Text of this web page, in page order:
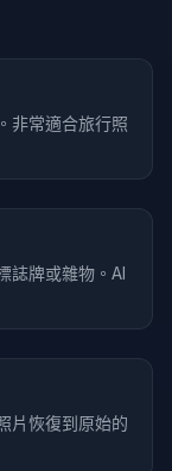
非常適合旅行照
處理後
誌牌或雜物。AI
處理後
片恢復到原始的